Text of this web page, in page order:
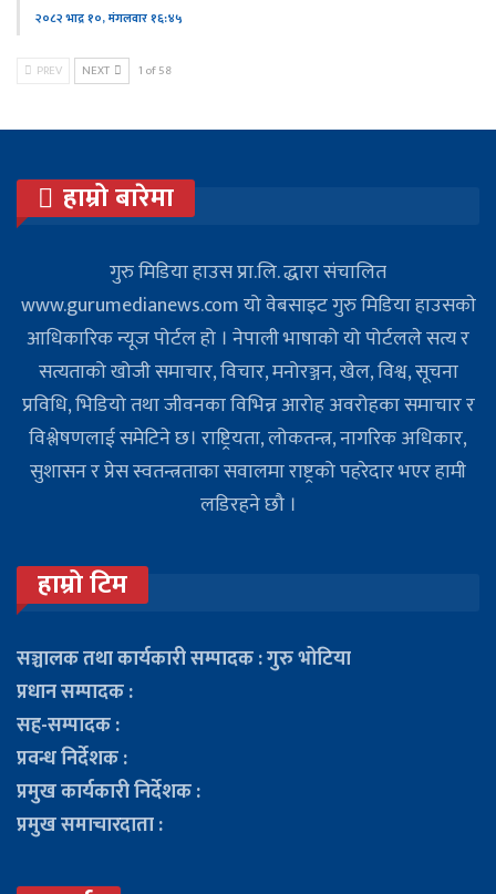
२०८२ भाद्र १०, मंगलवार १६:४५
PREV NEXT 1 of 58
हाम्रो बारेमा
गुरु मिडिया हाउस प्रा.लि. द्धारा संचालित
www.gurumedianews.com यो वेबसाइट गुरु मिडिया हाउसकाे
आधिकारिक न्यूज पोर्टल हो । नेपाली भाषाको यो पोर्टलले सत्य र
सत्यताको खोजी समाचार, विचार, मनोरञ्जन, खेल, विश्व, सूचना
प्रविधि, भिडियो तथा जीवनका विभिन्न आरोह अवरोहका समाचार र
विश्लेषणलाई समेटिने छ। राष्ट्रियता, लोकतन्त्र, नागरिक अधिकार,
सुशासन र प्रेस स्वतन्त्रताका सवालमा राष्ट्रको पहरेदार भएर हामी
लडिरहने छौ ।
हाम्रो टिम
सञ्चालक तथा कार्यकारी सम्पादक : गुरु भोटिया
प्रधान सम्पादक :
सह-सम्पादक :
प्रवन्ध निर्देशक :
प्रमुख कार्यकारी निर्देशक :
प्रमुख समाचारदाता :